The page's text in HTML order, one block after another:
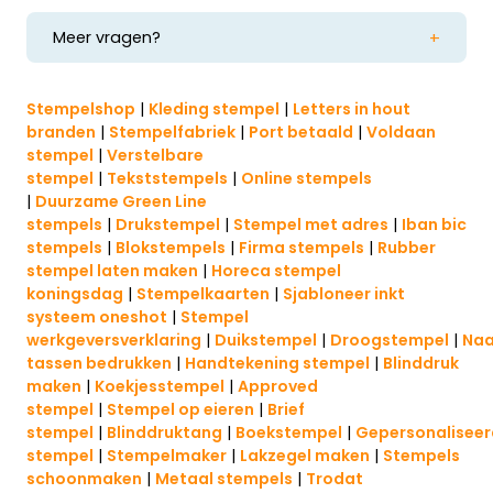
Ook is het slim om 5 minuten na het versturen
van deze email ons te bellen ter informatie. Zo
weet u zeker dat uw aanpassing goed verwerkt
bellen op+31 85 488 18 81
Wilt u toch liever een email sturen? Dat kan
beantwoorden wij van maandag t/m vrijdag
van 8.00 – 17.00 uur.
Meer vragen?
Stempelshop | Kleding stempel | Letters in hout
branden | Stempelfabriek | Port betaald | Voldaan
stempel | Verstelbare
stempel | Tekststempels | Online stempels
| Duurzame Green Line
stempels | Drukstempel | Stempel met adres | Iban bic
stempels | Blokstempels | Firma stempels | Rubber
stempel laten maken | Horeca stempel
koningsdag | Stempelkaarten | Sjabloneer inkt
systeem oneshot | Stempel
werkgeversverklaring | Duikstempel | Droogstempel |
tassen bedrukken | Handtekening stempel | Blinddruk
maken | Koekjesstempel | Approved
stempel | Stempel op eieren | Brief
stempel | Blinddruktang | Boekstempel |
stempel | Stempelmaker | Lakzegel maken | Stempels
schoonmaken | Metaal stempels | Trodat